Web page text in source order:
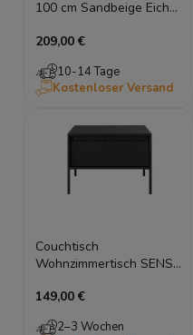
100 cm Sandbeige Eiche
Wohnzimmertisch
209,00 €
10-14 Tage
Kostenloser Versand
Couchtisch
Wohnzimmertisch SENSO
Schublade, Riffeloptik
149,00 €
2–3 Wochen